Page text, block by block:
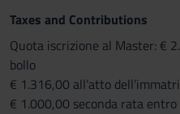
Taxes and Contributions
Quota iscrizione al Master: €
bollo
€ 1.316,00 all’atto
€ 1.000,00 seconda rata